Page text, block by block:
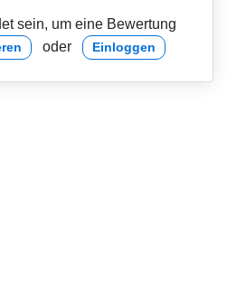
sein, um eine Bewertung
oder Einloggen